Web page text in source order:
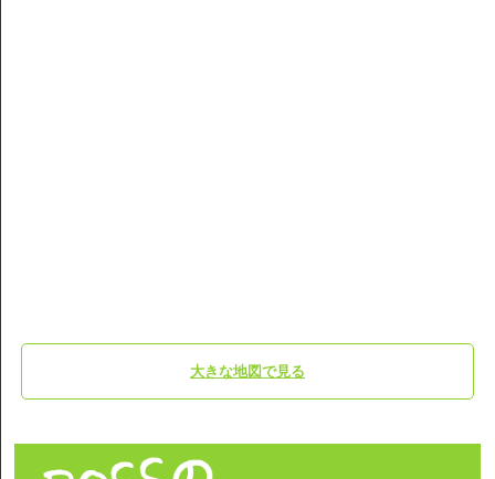
大きな地図で見る